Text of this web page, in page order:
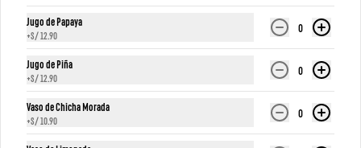
Jugo de Papaya
+S/ 12.90
0
Jugo de Piña
+S/ 12.90
0
Vaso de Chicha Morada
+S/ 10.90
0